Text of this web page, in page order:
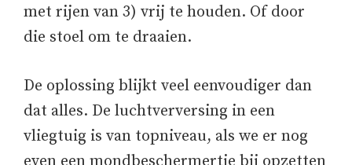
met rijen van 3) vrij te houden. Of door
die stoel om te draaien.
De oplossing blijkt veel eenvoudiger dan
dat alles. De luchtverversing in een
vliegtuig is van topniveau, als we er nog